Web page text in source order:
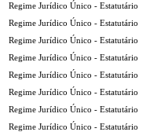
Regime Jurídico Único - Estatutário
Regime Jurídico Único - Estatutário
Regime Jurídico Único - Estatutário
Regime Jurídico Único - Estatutário
Regime Jurídico Único - Estatutário
Regime Jurídico Único - Estatutário
Regime Jurídico Único - Estatutário
Regime Jurídico Único - Estatutário